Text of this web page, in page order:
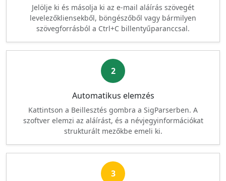
Jelölje ki és másolja ki az e-mail aláírás szövegét
levelezőkliensekből, böngészőből vagy bármilyen
szövegforrásból a Ctrl+C billentyűparanccsal.
2
Automatikus elemzés
Kattintson a Beillesztés gombra a SigParserben. A
szoftver elemzi az aláírást, és a névjegyinformációkat
strukturált mezőkbe emeli ki.
3